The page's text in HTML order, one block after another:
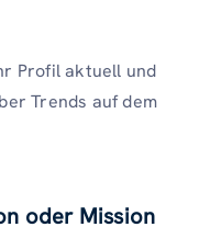
Profil aktuell und
Trends auf dem
oder Mission